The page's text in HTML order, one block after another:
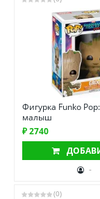
Фигурка Funko
малыш
₽ 2740
-
(0)